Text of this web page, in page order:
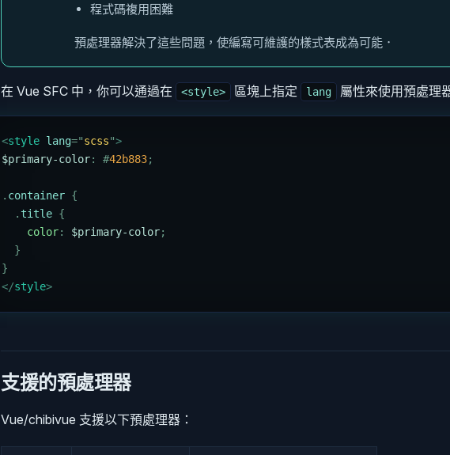
程式碼複用困難
預處理器解決了這些問題，使編寫可維護的樣式表成為可能．
在 Vue SFC 中，你可以通過在 <style> 區塊上指定 lang 屬性來使用預處理
<style lang="scss">
$primary-color: #42b883;
. container {
  .
title {
    color
: $primary-color;
  }
}
</style>
支援的預處理器
Vue/chibivue 支援以下預處理器：